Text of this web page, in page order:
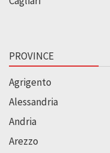
PROVINCE
Agrigento
Alessandria
Andria
Arezzo